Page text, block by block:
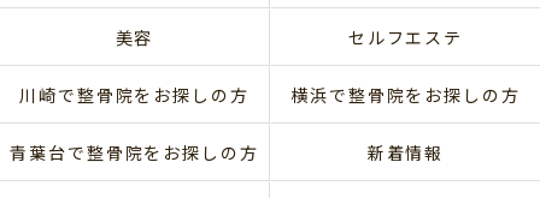
美容 セルフエステ
川崎で整骨院をお探しの方 横浜で整骨院をお探しの方
青葉台で整骨院をお探しの方 新着情報